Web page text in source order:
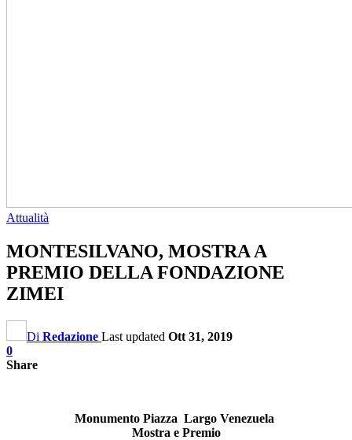
Attualità
MONTESILVANO, MOSTRA A
PREMIO DELLA FONDAZIONE
ZIMEI
Di Redazione Last updated Ott 31, 2019
0
Share
Monumento Piazza Largo Venezuela
Mostra e Premio